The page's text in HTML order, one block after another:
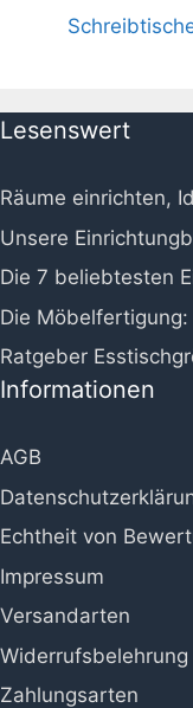
Lesenswert
Räume einrichten,
Unsere
Die 7 beliebtesten
Die
Ratgeber
Informationen
AGB
Echtheit von
Impressum
Versandarten
Widerrufsbelehrung
Zahlungsarten